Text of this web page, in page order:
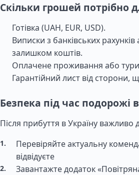
Скільки грошей потрібно
Готівка (UAH, EUR, USD).
Виписки з банківських рахунків
залишком коштів.
Оплачене проживання або
Гарантійний лист від сторони,
Безпека під час подорожі
Після прибуття в Україну важливо
Перевіряйте актуальну
відвідуєте
Завантажте додаток